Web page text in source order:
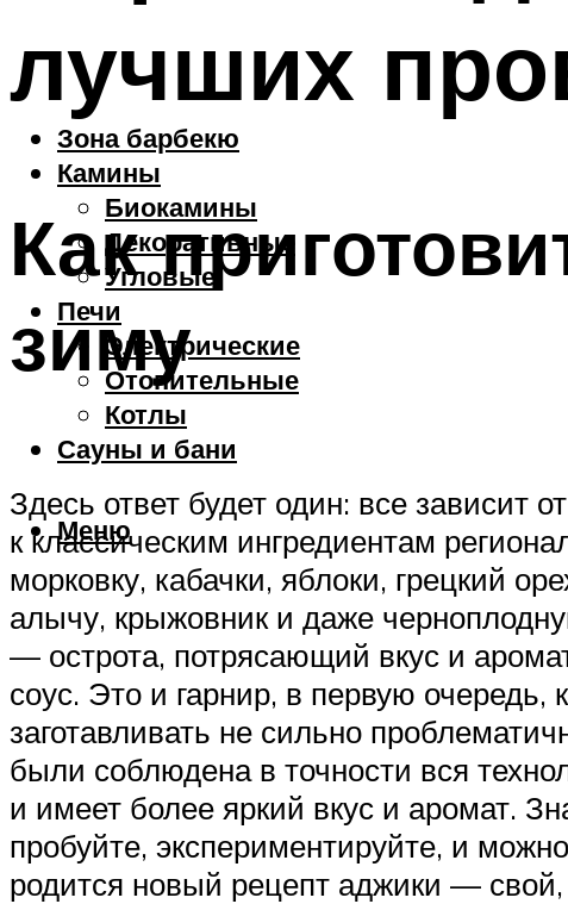
Зона барбекю
Камины
Биокамины
Декоративные
Угловые
Печи
Электрические
Отопительные
Котлы
Сауны и бани
Меню
лучших
Как
зиму
Здесь ответ будет один: все зависит
к классическим ингредиентам
морковку, кабачки, яблоки, грецкий
алычу, крыжовник и даже
— острота, потрясающий вкус и
соус. Это и гарнир, в первую
заготавливать не сильно
были соблюдена в точности вся
и имеет более яркий вкус и аромат.
пробуйте, экспериментируйте, и
родится новый рецепт аджики —